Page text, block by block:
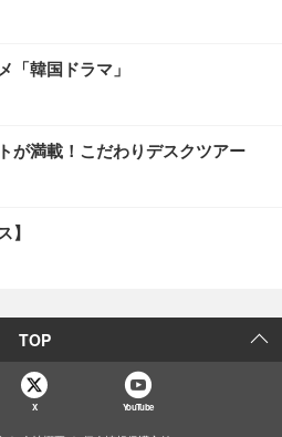
「韓国ドラマ」
が満載！こだわりデスクツアー
】
TOP
X YouTube